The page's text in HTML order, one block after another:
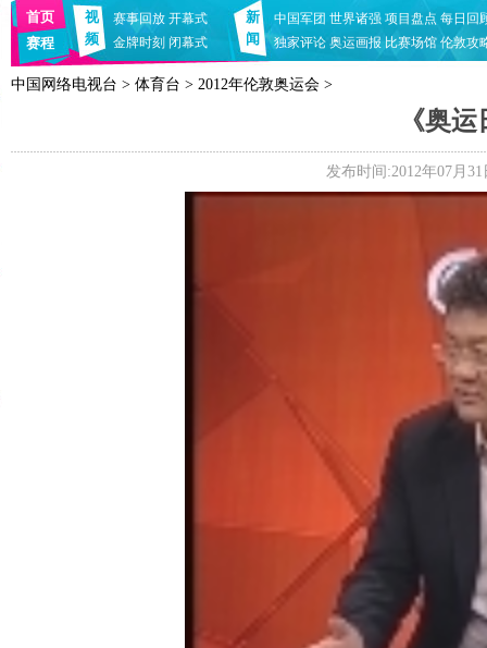
首页
赛程
视
频
赛事回放 开幕式
金牌时刻 闭幕式
新
闻
中国军团 世界诸强 项目盘点 每日回
独家评论 奥运画报 比赛场馆 伦敦攻
中国网络电视台 > 体育台 > 2012年伦敦奥运会 >
《奥
发布时间:2012年07月